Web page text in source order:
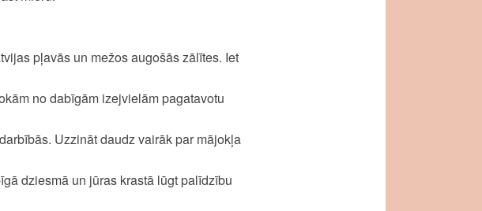
pļavās un mežos augošās zālītes. Iet
no dabīgām izejvielām pagatavotu
Uzzināt daudz vairāk par mājokļa
dziesmā un jūras krastā lūgt palīdzību